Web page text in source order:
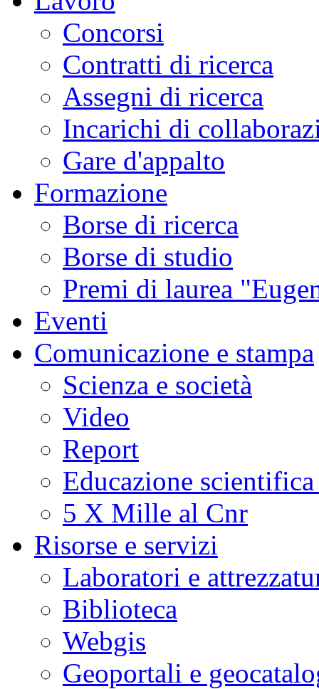
Concorsi
Contratti di ricerca
Assegni di ricerca
Incarichi di
Gare d'appalto
Formazione
Borse di ricerca
Borse di studio
Premi di laurea
Eventi
Comunicazione e stampa
Scienza e società
Video
Report
Educazione
5 X Mille al Cnr
Risorse e servizi
Laboratori e
Biblioteca
Webgis
Geoportali e